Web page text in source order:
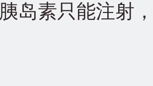
素只能注射，